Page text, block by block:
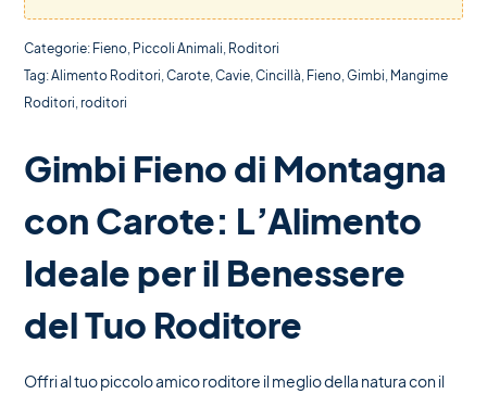
Categorie: Fieno, Piccoli Animali, Roditori
Tag:Alimento Roditori,Carote,Cavie,Cincillà, Fieno,Gimbi, Mangime
Roditori, roditori
Gimbi Fieno di Montagna
con Carote: L’Alimento
Ideale per il Benessere
del Tuo Roditore
Offri al tuo piccolo amico roditore il meglio della natura con il